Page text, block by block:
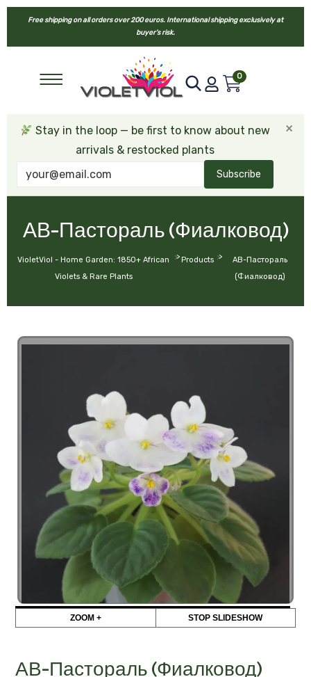
Free shipping on all orders over 200 euros. International shipping exclusively at
buyer’s risk.
0
Stay in the loop — be first to know about new
arrivals & restocked plants
Subscribe
×
АВ-Пастораль (Фиалковод)
VioletViol - Home Garden: 1850+ African
Violets & Rare Plants
> Products >
АВ-Пастораль
(Фиалковод)
ZOOM + STOP SLIDESHOW